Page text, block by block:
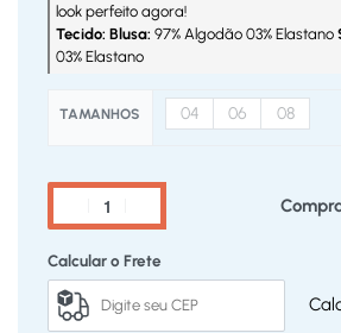
look perfeito agora!
Tecido: Blusa: 97% Algodão 03% Elastano
03% Elastano
TAMANHOS 04 06 08
Calcular o Frete